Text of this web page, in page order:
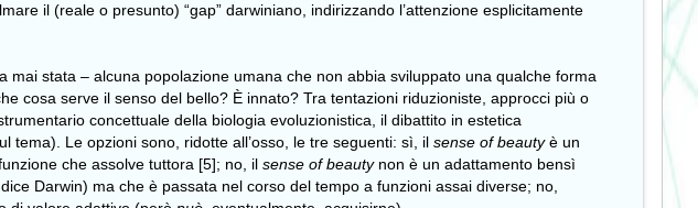
il (reale o presunto) “gap” darwiniano, indirizzando l’attenzione esplicitamente
stata – alcuna popolazione umana che non abbia sviluppato una qualche forma
cosa serve il senso del bello? È innato? Tra tentazioni riduzioniste, approcci più o
concettuale della biologia evoluzionistica, il dibattito in estetica
tema). Le opzioni sono, ridotte all’osso, le tre seguenti: sì, il sense of beauty è un
che assolve tuttora [5]; no, il sense of beauty non è un adattamento bensì
Darwin) ma che è passata nel corso del tempo a funzioni assai diverse; no,